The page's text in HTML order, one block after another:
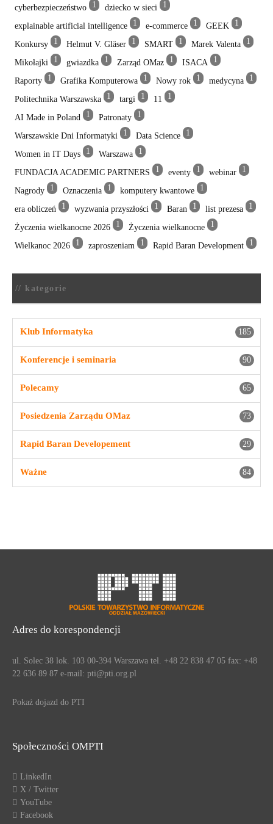
cyberbezpieczeństwo 1 dziecko w sieci 1
explainable artificial intelligence 1 e-commerce 1 GEEK 1
Konkursy 1 Helmut V. Gläser 1 SMART 1 Marek Valenta 1
Mikołajki 1 gwiazdka 1 Zarząd OMaz 1 ISACA 1
Raporty 1 Grafika Komputerowa 1 Nowy rok 1 medycyna 1
Politechnika Warszawska 1 targi 1 11 1
AI Made in Poland 1 Patronaty 1
Warszawskie Dni Informatyki 1 Data Science 1
Women in IT Days 1 Warszawa 1
FUNDACJA ACADEMIC PARTNERS 1 eventy 1 webinar 1
Nagrody 1 Oznaczenia 1 komputery kwantowe 1
era obliczeń 1 wyzwania przyszłości 1 Baran 1 list prezesa 1
Życzenia wielkanocne 2026 1 Życzenia wielkanocne 1
Wielkanoc 2026 1 zaproszeniam 1 Rapid Baran Development 1
// kategorie
Klub Informatyka 185
Konferencje i seminaria 90
Polecamy 65
Posiedzenia Zarządu OMaz 73
Rapid Baran Developement 29
Ważne 84
Adres do korespondencji
ul. Solec 38 lok. 103 00-394 Warszawa tel. +48 22 838 47 05 fax: +48
22 636 89 87 e-mail: pti@pti.org.pl
Pokaż dojazd do PTI
Społeczności OMPTI
LinkedIn
X / Twitter
YouTube
Facebook